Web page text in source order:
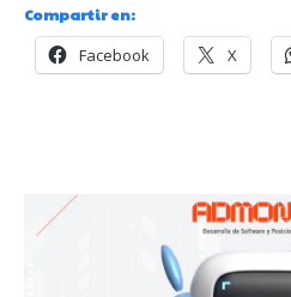
Compartir en:
Facebook X